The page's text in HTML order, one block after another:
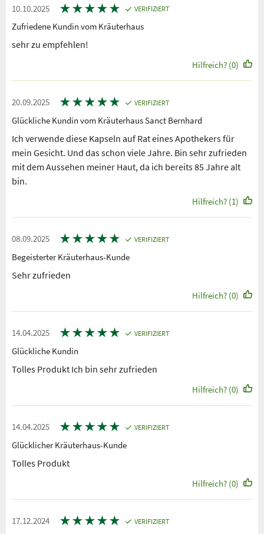
10.10.2025 ★★★★★ VERIFIZIERT
Zufriedene Kundin vom Kräuterhaus
sehr zu empfehlen!
Hilfreich? (0)
20.09.2025 ★★★★★ VERIFIZIERT
Glückliche Kundin vom Kräuterhaus Sanct Bernhard
Ich verwende diese Kapseln auf Rat eines Apothekers für
mein Gesicht. Und das schon viele Jahre. Bin sehr zufrieden
mit dem Aussehen meiner Haut, da ich bereits 85 Jahre alt
bin.
Hilfreich? (1)
08.09.2025 ★★★★★ VERIFIZIERT
Begeisterter Kräuterhaus-Kunde
Sehr zufrieden
Hilfreich? (0)
14.04.2025 ★★★★★ VERIFIZIERT
Glückliche Kundin
Tolles Produkt Ich bin sehr zufrieden
Hilfreich? (0)
14.04.2025 ★★★★★ VERIFIZIERT
Glücklicher Kräuterhaus-Kunde
Tolles Produkt
Hilfreich? (0)
17.12.2024 ★★★★★ VERIFIZIERT